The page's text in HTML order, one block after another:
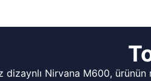
dizaynlı Nirvana M600,